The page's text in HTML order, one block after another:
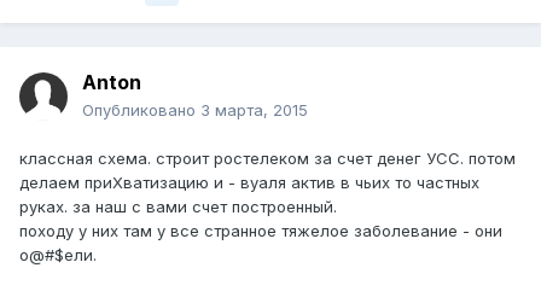
Anton
Опубликовано 3 марта, 2015
классная схема. строит ростелеком за счет денег УСС. потом
делаем приХватизацию и - вуаля актив в чьих то частных
руках. за наш с вами счет построенный.
походу у них там у все странное тяжелое заболевание - они
о@#$ели.